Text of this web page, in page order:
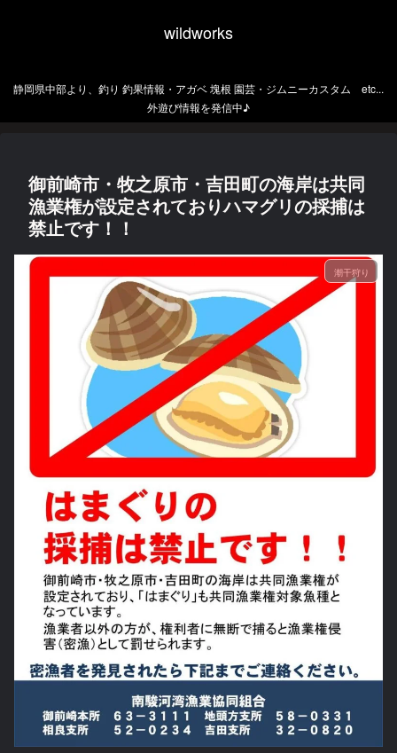
wildworks
静岡県中部より、釣り 釣果情報・アガベ 塊根 園芸・ジムニーカスタム etc...
外遊び情報を発信中♪
御前崎市・牧之原市・吉田町の海岸は共同
漁業権が設定されておりハマグリの採捕は
禁止です！！
潮干狩り